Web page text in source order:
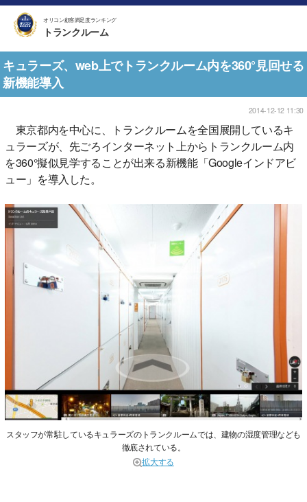
オリコン顧客満足度ランキング
トランクルーム
キュラーズ、web上でトランクルーム内を360°見回せる
新機能導入
2014-12-12 11:30
東京都内を中心に、トランクルームを全国展開しているキ
ュラーズが、先ごろインターネット上からトランクルーム内
を360°擬似見学することが出来る新機能「Googleインドアビ
ュー」を導入した。
スタッフが常駐しているキュラーズのトランクルームでは、建物の湿度管理なども
徹底されている。
拡大する